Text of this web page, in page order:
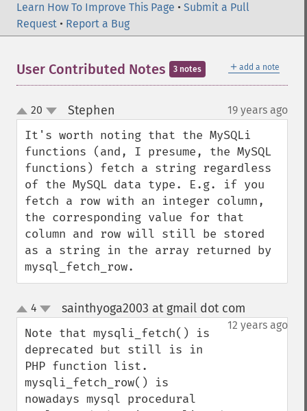
Learn How To Improve This Page • Submit a Pull
Request • Report a Bug
＋ add a note
User Contributed Notes 3 notes
up
down
20 Stephen 19 years ago
It's worth noting that the MySQLi
functions (and, I presume, the MySQL
functions) fetch a string regardless
of the MySQL data type. E.g. if you
fetch a row with an integer column,
the corresponding value for that
column and row will still be stored
as a string in the array returned by
mysql_fetch_row.
up
down
4 sainthyoga2003 at gmail dot com
12 years ago
Note that mysqli_fetch() is
deprecated but still is in
PHP function list.
mysqli_fetch_row() is
nowadays mysql procedural